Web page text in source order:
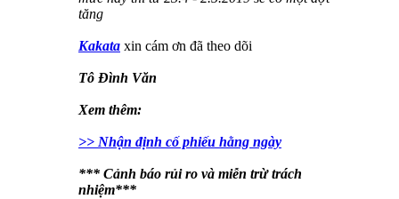
tăng
Kakata xin cám ơn đã theo dõi
Tô Đình Văn
Xem thêm:
>> Nhận định cố phiếu hằng ngày
*** Cảnh báo rủi ro và miễn trừ trách
nhiệm***